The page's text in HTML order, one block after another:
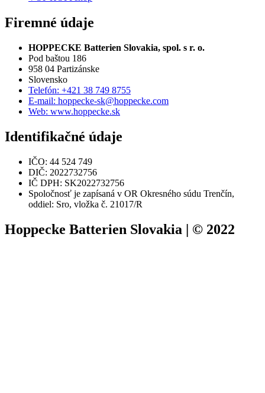
Firemné údaje
HOPPECKE Batterien Slovakia, spol. s r. o.
Pod baštou 186
958 04 Partizánske
Slovensko
Telefón: +421 38 749 8755
E-mail: hoppecke-sk@hoppecke.com
Web: www.hoppecke.sk
Identifikačné údaje
IČO: 44 524 749
DIČ: 2022732756
IČ DPH: SK2022732756
Spoločnosť je zapísaná v OR Okresného súdu Trenčín,
oddiel: Sro, vložka č. 21017/R
Hoppecke Batterien Slovakia | © 2022